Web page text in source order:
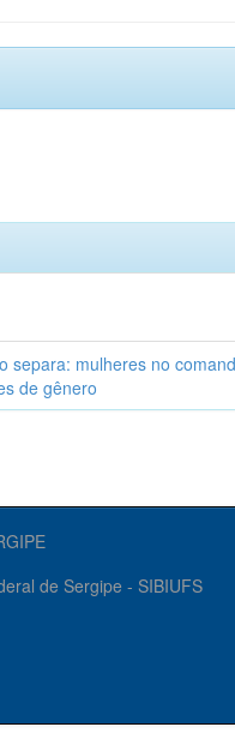
separa: mulheres no
de gênero
de Sergipe - SIBIUFS